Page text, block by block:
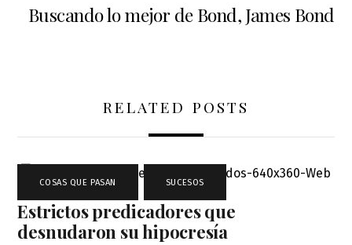
Buscando lo mejor de Bond, James Bond
RELATED POSTS
COSAS QUE PASAN SUCESOS
Estrictos predicadores que
desnudaron su hipocresía